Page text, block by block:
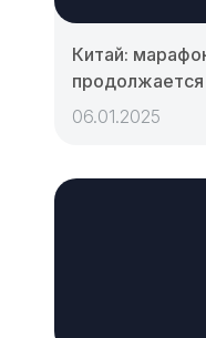
Китай:
06.01.2025